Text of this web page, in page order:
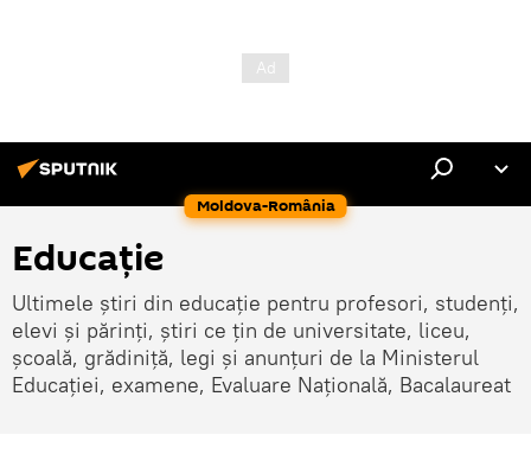
Moldova-România
Educație
Ultimele știri din educație pentru profesori, studenți,
elevi și părinți, știri ce țin de universitate, liceu,
școală, grădiniță, legi și anunțuri de la Ministerul
Educației, examene, Evaluare Națională, Bacalaureat